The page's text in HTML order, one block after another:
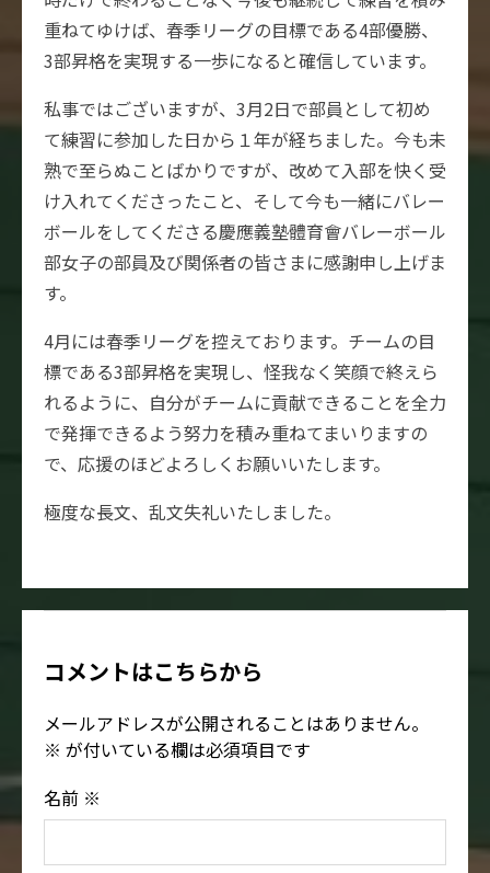
重ねてゆけば、春季リーグの目標である4部優勝、
3部昇格を実現する一歩になると確信しています。
私事ではございますが、3月2日で部員として初め
て練習に参加した日から１年が経ちました。今も未
熟で至らぬことばかりですが、改めて入部を快く受
け入れてくださったこと、そして今も一緒にバレー
ボールをしてくださる慶應義塾體育會バレーボール
部女子の部員及び関係者の皆さまに感謝申し上げま
す。
4月には春季リーグを控えております。チームの目
標である3部昇格を実現し、怪我なく笑顔で終えら
れるように、自分がチームに貢献できることを全力
で発揮できるよう努力を積み重ねてまいりますの
で、応援のほどよろしくお願いいたします。
極度な長文、乱文失礼いたしました。
コメントはこちらから
メールアドレスが公開されることはありません。
※ が付いている欄は必須項目です
名前 ※